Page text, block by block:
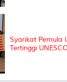
Syarikat Pemula
Tertinggi